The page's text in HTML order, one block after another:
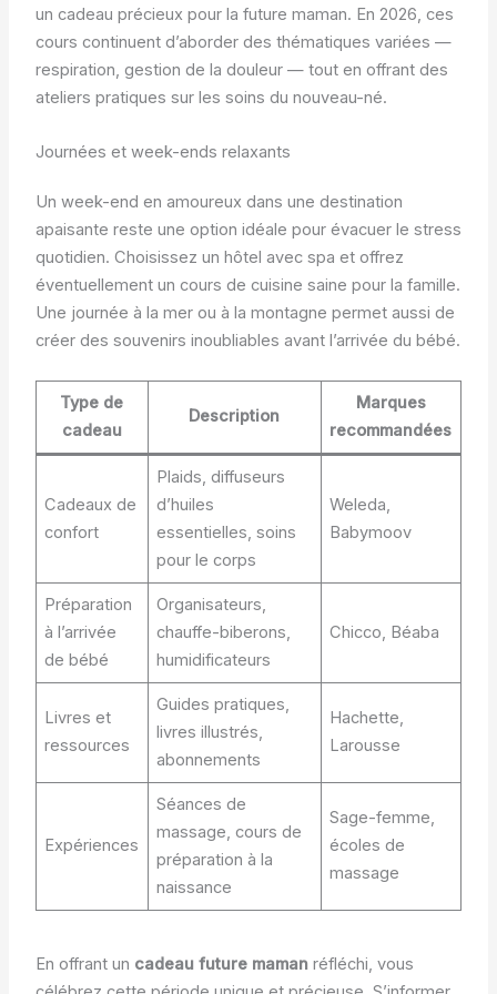
un cadeau précieux pour la future maman. En 2026, ces
cours continuent d’aborder des thématiques variées —
respiration, gestion de la douleur — tout en offrant des
ateliers pratiques sur les soins du nouveau-né.
Journées et week-ends relaxants
Un week-end en amoureux dans une destination
apaisante reste une option idéale pour évacuer le stress
quotidien. Choisissez un hôtel avec spa et offrez
éventuellement un cours de cuisine saine pour la famille.
Une journée à la mer ou à la montagne permet aussi de
créer des souvenirs inoubliables avant l’arrivée du bébé.
Type de
cadeau
Description
Marques
recommandées
Cadeaux de
confort
Plaids, diffuseurs
d’huiles
essentielles, soins
pour le corps
Weleda,
Babymoov
Préparation
à l’arrivée
de bébé
Organisateurs,
chauffe-biberons,
humidificateurs
Chicco, Béaba
Livres et
ressources
Guides pratiques,
livres illustrés,
abonnements
Hachette,
Larousse
Expériences
Séances de
massage, cours de
préparation à la
naissance
Sage-femme,
écoles de
massage
En offrant un cadeau future mamanréfléchi, vous